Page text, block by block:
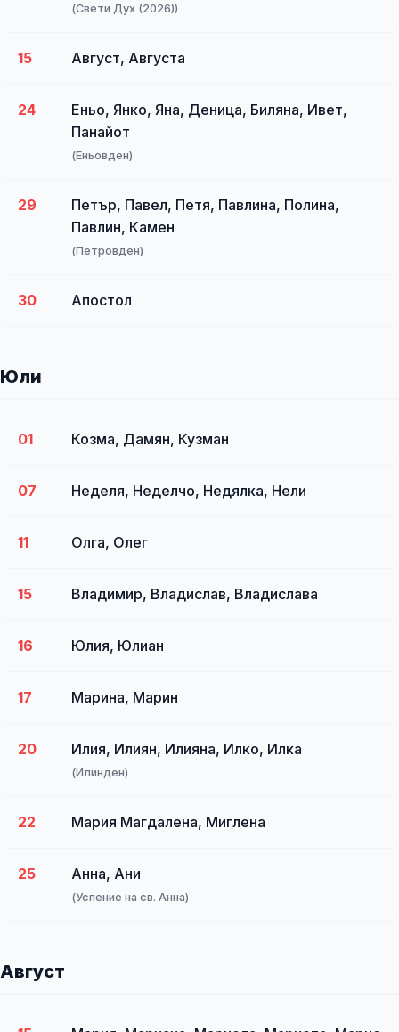
(Свети Дух (2026))
15 Август, Августа
24
Еньо, Янко, Яна, Деница, Биляна, Ивет,
Панайот
(Еньовден)
29
Петър, Павел, Петя, Павлина, Полина,
Павлин, Камен
(Петровден)
30 Апостол
Юли
01 Козма, Дамян, Кузман
07 Неделя, Неделчо, Недялка, Нели
11 Олга, Олег
15 Владимир, Владислав, Владислава
16 Юлия, Юлиан
17 Марина, Марин
20 Илия, Илиян, Илияна, Илко, Илка
(Илинден)
22 Мария Магдалена, Миглена
25 Анна, Ани
(Успение на св. Анна)
Август